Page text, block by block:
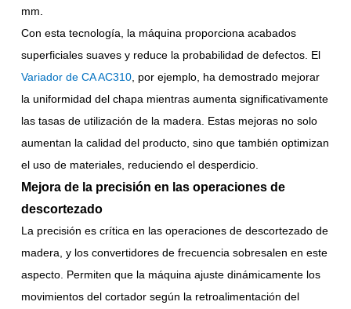
mm.
Con esta tecnología, la máquina proporciona acabados
superficiales suaves y reduce la probabilidad de defectos. El
Variador de CA AC310 , por ejemplo, ha demostrado mejorar
la uniformidad del chapa mientras aumenta significativamente
las tasas de utilización de la madera. Estas mejoras no solo
aumentan la calidad del producto, sino que también optimizan
el uso de materiales, reduciendo el desperdicio.
Mejora de la precisión en las operaciones de
descortezado
La precisión es crítica en las operaciones de descortezado de
madera, y los convertidores de frecuencia sobresalen en este
aspecto. Permiten que la máquina ajuste dinámicamente los
movimientos del cortador según la retroalimentación del